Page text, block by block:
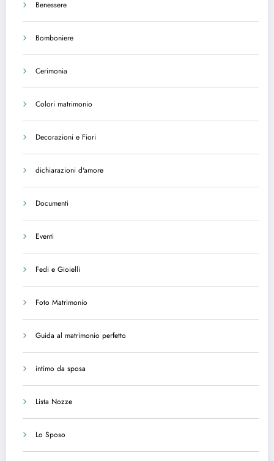
Benessere
Bomboniere
Cerimonia
Colori matrimonio
Decorazioni e Fiori
dichiarazioni d'amore
Documenti
Eventi
Fedi e Gioielli
Foto Matrimonio
Guida al matrimonio perfetto
intimo da sposa
Lista Nozze
Lo Sposo